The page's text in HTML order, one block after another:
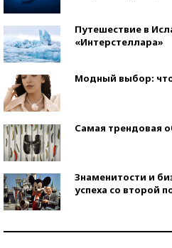
Путешествие в
«Интерстеллара»
Модный выбор: что
Самая трендовая
Знаменитости и
успеха со второй